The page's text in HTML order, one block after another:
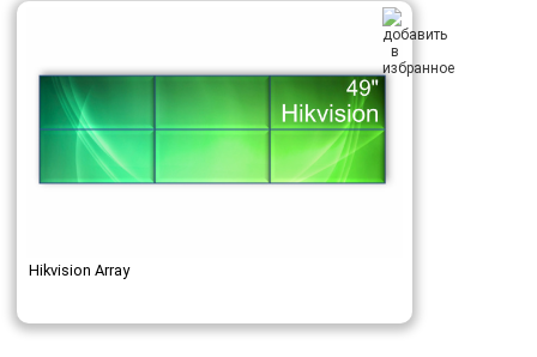
Hikvision Array